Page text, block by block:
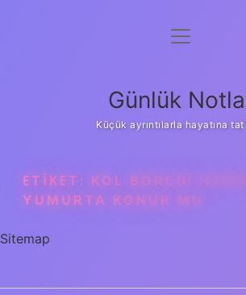
Anasayfa
Yasal Uyarı
menüyü
Günlük
Küçük ayrıntılarla hayatına
ETIKET: KOL BÖREĞI
YUMURTA KONUR MU
Sitemap